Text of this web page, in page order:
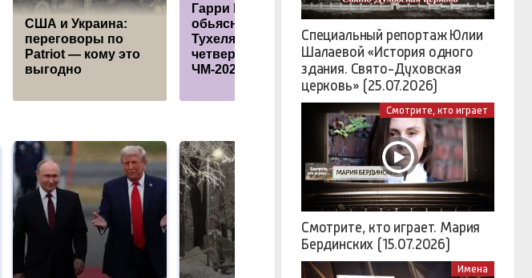
США и Украина:
переговоры по
Patriot — кому это
выгодно
Гарри Кейн
обьяснил эмоции
Тухеля после
четвертьфинала
ЧМ-2026
Миграционный
кризис в Испании
ведет к развалу ЕС
Специальный репортаж Юлии
Шалаевой «История одного
здания. Свято-Духовская
церковь» (25.07.2026)
Смотрите, кто играет
Смотрите, кто играет. Мария
Бердинских (15.07.2026)
Имена